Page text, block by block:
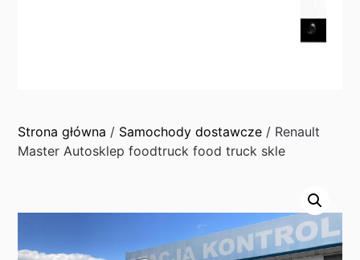
Strona główna / Samochody dostawcze / Renault
Master Autosklep foodtruck food truck skle